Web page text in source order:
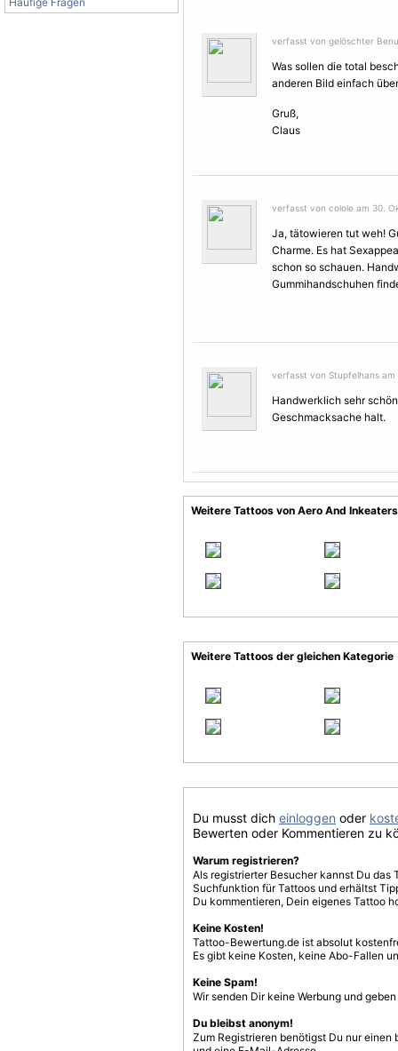
verfasst von gelöschter
Was sollen die total
anderen Bild einfach
Gruß,
Claus
verfasst von colole am 30.
Ja, tätowieren tut weh!
Charme. Es hat
schon so schauen.
Gummihandschuhen
verfasst von Stupfelhans
Handwerklich sehr
Geschmacksache halt.
Weitere Tattoos von Aero And Inkeaters
Weitere Tattoos der gleichen Kategorie
Du musst dich einloggen oder
Bewerten oder Kommentieren zu
Warum registrieren?
Als registrierter Besucher kannst Du
Suchfunktion für Tattoos und erhältst
Du kommentieren, Dein eigenes Tattoo
Keine Kosten!
Tattoo-Bewertung.de ist absolut
Es gibt keine Kosten, keine Abo-Fallen
Keine Spam!
Wir senden Dir keine Werbung und
Du bleibst anonym!
Zum Registrieren benötigst Du nur einen